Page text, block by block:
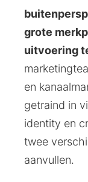
grote
uitvoering
en
getraind in
identity en
twee
aanvullen.